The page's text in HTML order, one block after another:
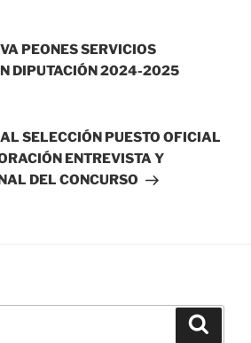
PEONES SERVICIOS
DIPUTACIÓN 2024-2025
SELECCIÓN PUESTO OFICIAL
ENTREVISTA Y
DEL CONCURSO